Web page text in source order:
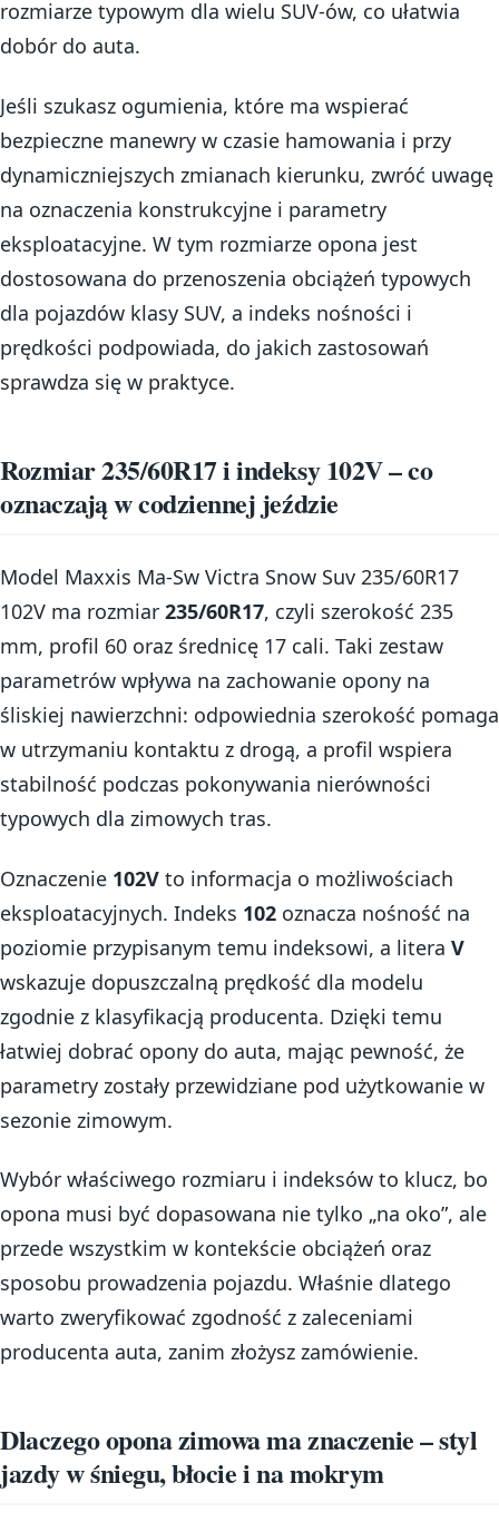
rozmiarze typowym dla wielu SUV-ów, co ułatwia
dobór do auta.
Jeśli szukasz ogumienia, które ma wspierać
bezpieczne manewry w czasie hamowania i przy
dynamiczniejszych zmianach kierunku, zwróć uwagę
na oznaczenia konstrukcyjne i parametry
eksploatacyjne. W tym rozmiarze opona jest
dostosowana do przenoszenia obciążeń typowych
dla pojazdów klasy SUV, a indeks nośności i
prędkości podpowiada, do jakich zastosowań
sprawdza się w praktyce.
Rozmiar 235/60R17 i indeksy 102V – co
oznaczają w codziennej jeździe
Model Maxxis Ma-Sw Victra Snow Suv 235/60R17
102V ma rozmiar 235/60R17, czyli szerokość 235
mm, profil 60 oraz średnicę 17 cali. Taki zestaw
parametrów wpływa na zachowanie opony na
śliskiej nawierzchni: odpowiednia szerokość pomaga
w utrzymaniu kontaktu z drogą, a profil wspiera
stabilność podczas pokonywania nierówności
typowych dla zimowych tras.
Oznaczenie 102V to informacja o możliwościach
eksploatacyjnych. Indeks 102 oznacza nośność na
poziomie przypisanym temu indeksowi, a litera V
wskazuje dopuszczalną prędkość dla modelu
zgodnie z klasyfikacją producenta. Dzięki temu
łatwiej dobrać opony do auta, mając pewność, że
parametry zostały przewidziane pod użytkowanie w
sezonie zimowym.
Wybór właściwego rozmiaru i indeksów to klucz, bo
opona musi być dopasowana nie tylko „na oko”, ale
przede wszystkim w kontekście obciążeń oraz
sposobu prowadzenia pojazdu. Właśnie dlatego
warto zweryfikować zgodność z zaleceniami
producenta auta, zanim złożysz zamówienie.
Dlaczego opona zimowa ma znaczenie – styl
jazdy w śniegu, błocie i na mokrym